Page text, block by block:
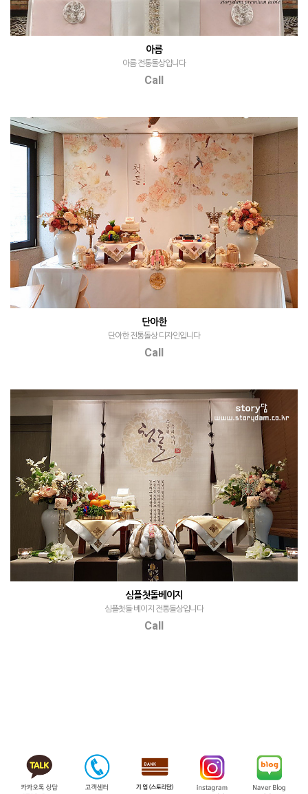
아름
아름 전통돌상입니다
Call
단아한
단아한 전통돌상 디자인입니다
Call
심플첫돌베이지
심플첫돌 베이지 전통돌상입니다
Call